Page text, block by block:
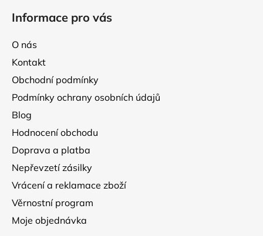
Informace pro vás
O nás
Kontakt
Obchodní podmínky
Podmínky ochrany osobních údajů
Blog
Hodnocení obchodu
Doprava a platba
Nepřevzetí zásilky
Vrácení a reklamace zboží
Věrnostní program
Moje objednávka